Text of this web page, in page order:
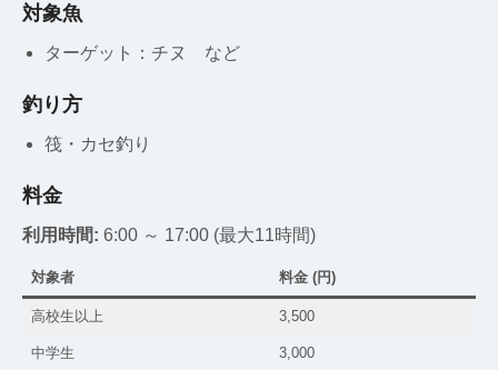
対象魚
ターゲット：チヌ など
釣り方
筏・カセ釣り
料金
利用時間: 6:00 ～ 17:00 (最大11時間)
対象者 料金 (円)
高校生以上 3,500
中学生 3,000